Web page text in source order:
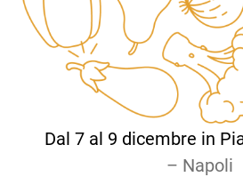
Dal 7 al 9 dicembre in
– Napoli